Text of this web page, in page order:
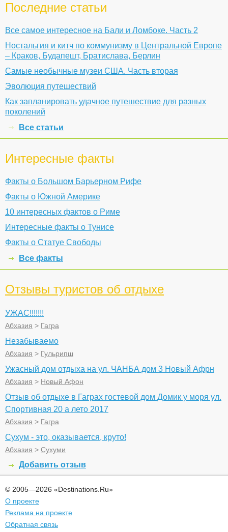
Последние статьи
Все самое интересное на Бали и Ломбоке. Часть 2
Ностальгия и китч по коммунизму в Центральной Европе
– Краков, Будапешт, Братислава, Берлин
Самые необычные музеи США. Часть вторая
Эволюция путешествий
Как запланировать удачное путешествие для разных
поколений
Все статьи
Интересные факты
Факты о Большом Барьерном Рифе
Факты о Южной Америке
10 интересных фактов о Риме
Интересные факты о Тунисе
Факты о Статуе Свободы
Все факты
Отзывы туристов об отдыхе
УЖАС!!!!!!!
Абхазия > Гагра
Незабываемо
Абхазия > Гульрипш
Ужасный дом отдыха на ул. ЧАНБА дом 3 Новый Афрн
Абхазия > Новый Афон
Отзыв об отдыхе в Гаграх гостевой дом Домик у моря ул.
Спортивная 20 а лето 2017
Абхазия > Гагра
Сухум - это, оказывается, круто!
Абхазия > Сухуми
Добавить отзыв
© 2005—2026 «Destinations.Ru»
О проекте
Реклама на проекте
Обратная связь